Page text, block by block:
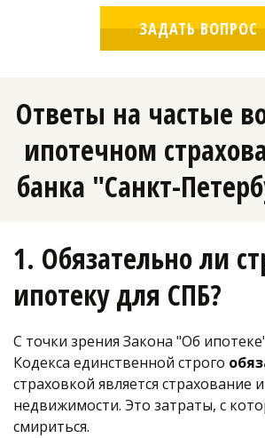
ЗАДАТЬ ВОПРОС
Ответы на частые
ипотечном
банка "Санкт-
1. Обязательно ли
ипотеку для СПБ?
С точки зрения Закона "Об
Кодекса единственной строго
страховкой является страхование
недвижимости. Это затраты, с
смириться.